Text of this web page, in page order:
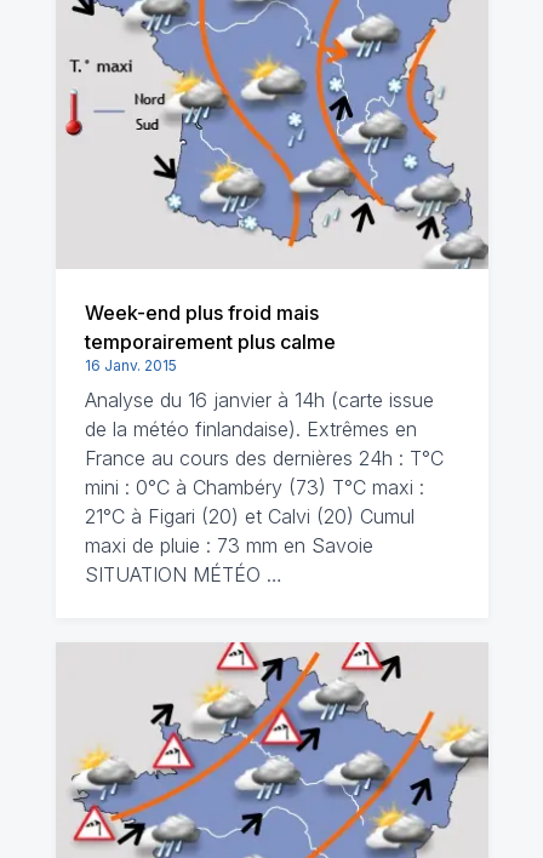
Week-end plus froid mais
temporairement plus calme
16 Janv. 2015
Analyse du 16 janvier à 14h (carte issue
de la météo finlandaise). Extrêmes en
France au cours des dernières 24h : T°C
mini : 0°C à Chambéry (73) T°C maxi :
21°C à Figari (20) et Calvi (20) Cumul
maxi de pluie : 73 mm en Savoie
SITUATION MÉTÉO …